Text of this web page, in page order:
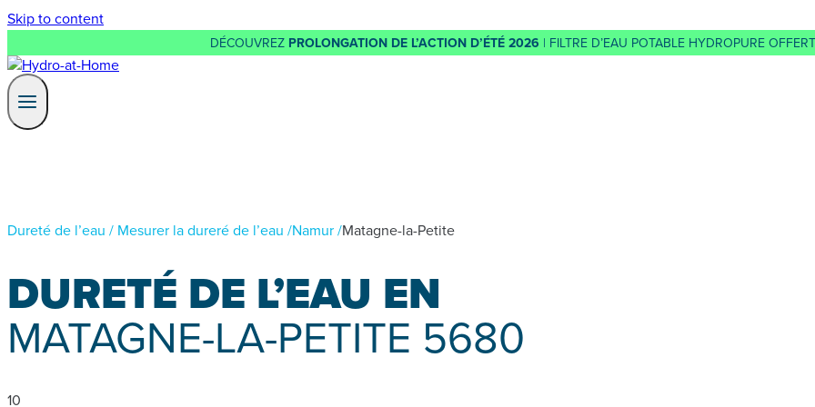
Skip to content
DÉCOUVREZ PROLONGATION DE L’ACTION D’ÉTÉ 2026 | FILTRE D’EAU POTABLE HYDROPURE
Dureté de l’eau / Mesurer la dureré de l’eau /Namur/Matagne-la-Petite
DURETÉ DE L’EAU EN
MATAGNE-LA-PETITE 5680
10